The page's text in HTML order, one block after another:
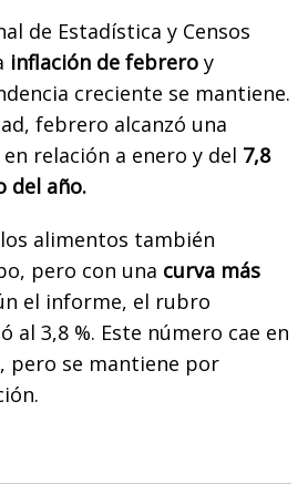
de Estadística y Censos
inflación de febrero y
creciente se mantiene.
febrero alcanzó una
en relación a enero y del 7,8
del año.
alimentos también
pero con una curva más
el informe, el rubro
al 3,8 %. Este número cae en
pero se mantiene por